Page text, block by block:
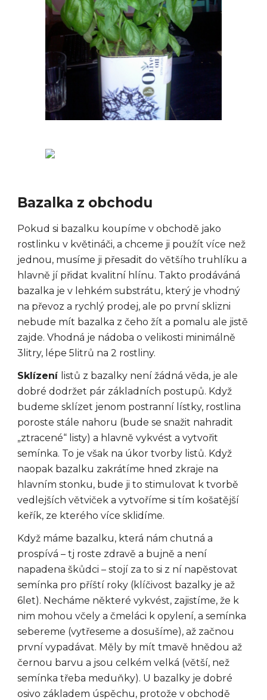
Bazalka z obchodu
Pokud si bazalku koupíme v obchodě jako
rostlinku v květináči, a chceme ji použít více než
jednou, musíme ji přesadit do většího truhlíku a
hlavně jí přidat kvalitní hlínu. Takto prodáváná
bazalka je v lehkém substrátu, který je vhodný
na převoz a rychlý prodej, ale po první sklizni
nebude mít bazalka z čeho žít a pomalu ale jistě
zajde. Vhodná je nádoba o velikosti minimálně
3litry, lépe 5litrů na 2 rostliny.
Sklízení listů z bazalky není žádná věda, je ale
dobré dodržet pár základních postupů. Když
budeme sklízet jenom postranní lístky, rostlina
poroste stále nahoru (bude se snažit nahradit
„ztracené“ listy) a hlavně vykvést a vytvořit
semínka. To je však na úkor tvorby listů. Když
naopak bazalku zakrátíme hned zkraje na
hlavním stonku, bude ji to stimulovat k tvorbě
vedlejších větviček a vytvoříme si tím košatější
keřík, ze kterého více sklidíme.
Když máme bazalku, která nám chutná a
prospívá – tj roste zdravě a bujně a není
napadena škůdci – stojí za to si z ní napěstovat
semínka pro příští roky (klíčivost bazalky je až
6let). Necháme některé vykvést, zajistíme, že k
nim mohou včely a čmeláci k opylení, a semínka
sebereme (vytřeseme a dosušíme), až začnou
první vypadávat. Měly by mít tmavě hnědou až
černou barvu a jsou celkém velká (větší, než
semínka třeba meduňky). U bazalky je dobré
osivo základem úspěchu, protože v obchodě